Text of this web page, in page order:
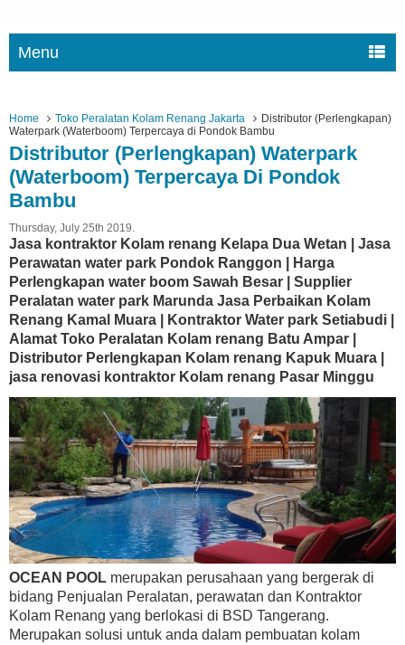
Menu
Home Toko Peralatan Kolam Renang Jakarta
Distributor (Perlengkapan)
Waterpark (Waterboom) Terpercaya di Pondok Bambu
Distributor (Perlengkapan) Waterpark
(Waterboom) Terpercaya Di Pondok
Bambu
Thursday, July 25th 2019.
Jasa kontraktor Kolam renang Kelapa Dua Wetan | Jasa
Perawatan water park Pondok Ranggon | Harga
Perlengkapan water boom Sawah Besar | Supplier
Peralatan water park Marunda Jasa Perbaikan Kolam
Renang Kamal Muara | Kontraktor Water park Setiabudi |
Alamat Toko Peralatan Kolam renang Batu Ampar |
Distributor Perlengkapan Kolam renang Kapuk Muara |
jasa renovasi kontraktor Kolam renang Pasar Minggu
OCEAN POOL merupakan perusahaan yang bergerak di
bidang Penjualan Peralatan, perawatan dan Kontraktor
Kolam Renang yang berlokasi di BSD Tangerang.
Merupakan solusi untuk anda dalam pembuatan kolam